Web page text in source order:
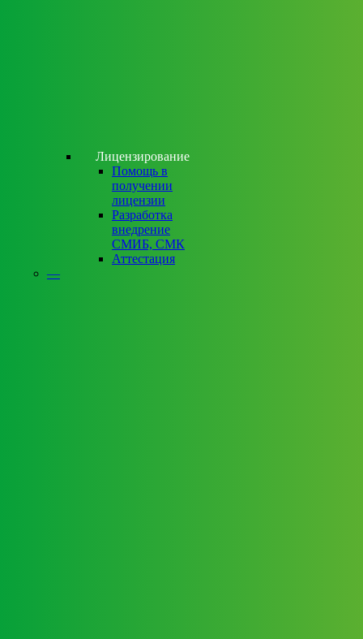
Лицензирование
Помощь в
получении
лицензии
Разработка
внедрение
СМИБ, СМК
Аттестация
—